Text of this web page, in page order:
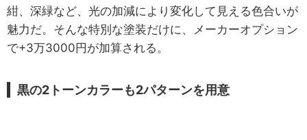
紺、深緑など、光の加減により変化して見える色合いが
魅力だ。そんな特別な塗装だけに、メーカーオプション
で+3万3000円が加算される。
黒の2トーンカラーも2パターンを用意